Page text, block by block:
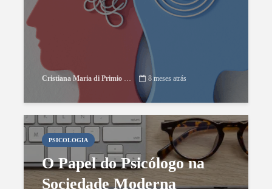
Cristiana Maria di Primio Gonçalves 8 meses atrás
PSICOLOGIA
O Papel do Psicólogo na
Sociedade Moderna